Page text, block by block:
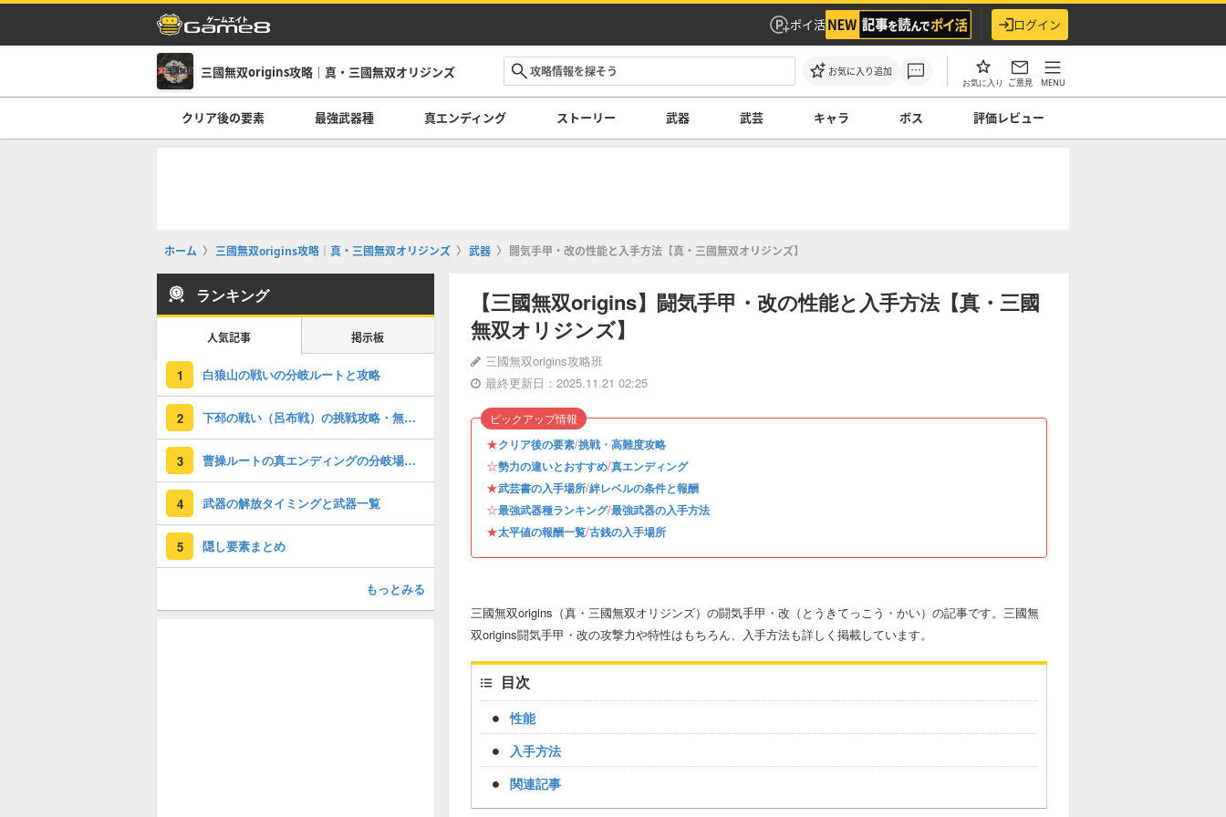
ポイ活 ログイン
三國無双origins攻略｜真・三國無双オリジンズ お気に入り追加
お気に入り ご意見 MENU
クリア後の要素 最強武器種 真エンディング ストーリー 武器 武芸 キャラ ボス 評価レビュー
ホーム 三國無双origins攻略｜真・三國無双オリジンズ 武器 闘気手甲・改の性能と入手方法【真・三國無双オリジンズ】
【三國無双origins】闘気手甲・改の性能と入手方法【真・三國
無双オリジンズ】
三國無双origins攻略班
最終更新日：2025.11.21 02:25
★クリア後の要素/挑戦・高難度攻略
☆勢力の違いとおすすめ/真エンディング
★武芸書の入手場所/絆レベルの条件と報酬
☆最強武器種ランキング/最強武器の入手方法
★太平値の報酬一覧/古銭の入手場所
ピックアップ情報
三國無双origins（真・三國無双オリジンズ）の闘気手甲・改（とうきてっこう・かい）の記事です。三國無
双origins闘気手甲・改の攻撃力や特性はもちろん、入手方法も詳しく掲載しています。
目次
性能
入手方法
関連記事
ランキング
人気記事 掲示板
1 白狼山の戦いの分岐ルートと攻略
2 下邳の戦い（呂布戦）の挑戦攻略・無双に挑むもの
3 曹操ルートの真エンディングの分岐場所と入り方
4 武器の解放タイミングと武器一覧
5 隠し要素まとめ
もっとみる